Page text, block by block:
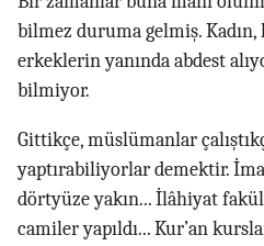
bilmez duruma gelmiş. Kadın,
erkeklerin yanında abdest
bilmiyor.
Gittikçe, müslümanlar
yaptırabiliyorlar demektir.
dörtyüze yakın... İlâhiyat
camiler yapıldı... Kur’an